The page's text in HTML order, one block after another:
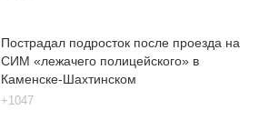
Пострадал подросток после проезда на
СИМ «лежачего полицейского» в
Каменске-Шахтинском
+1047